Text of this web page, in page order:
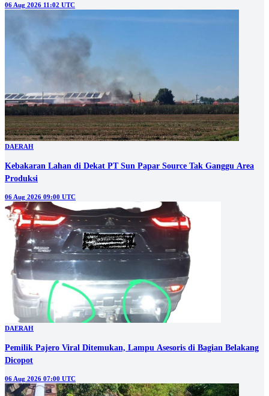
06 Aug 2026 11:02 UTC
DAERAH
Kebakaran Lahan di Dekat PT Sun Papar Source Tak Ganggu Area
Produksi
06 Aug 2026 09:00 UTC
DAERAH
Pemilik Pajero Viral Ditemukan, Lampu Asesoris di Bagian Belakang
Dicopot
06 Aug 2026 07:00 UTC